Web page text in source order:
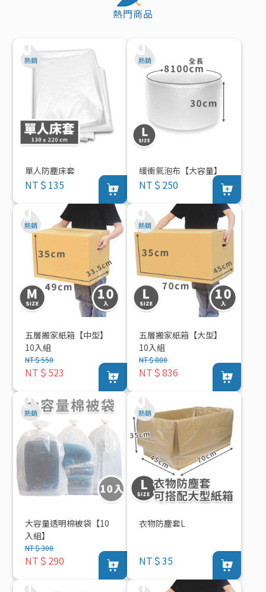
熱門商品
單人防塵床套
NT＄135
緩衝氣泡布【大容量】
NT＄250
五層搬家紙箱【中型】
10入組
NT＄550
NT＄523
五層搬家紙箱【大型】
10入組
NT＄880
NT＄836
大容量透明棉被袋【10
入組】
NT＄300
NT＄290
衣物防塵套L
NT＄35